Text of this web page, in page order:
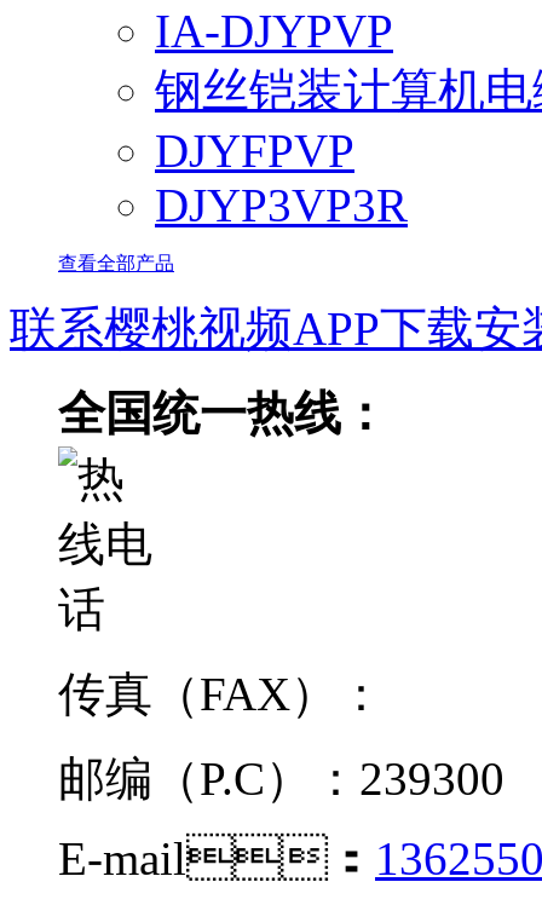
IA-DJYPVP
钢丝铠装计算机
DJYFPVP
DJYP3VP3R
查看全部产品
联系樱桃视频APP下载安
全国统一热线：
传真（FAX）：
邮编（P.C）：239300
E-mail：